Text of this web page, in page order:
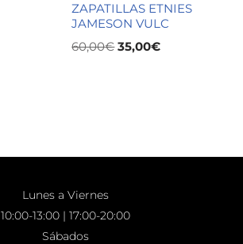
ZAPATILLAS ETNIES
JAMESON VULC
60,00€ 35,00€
Lunes a Viernes
10:00-13:00 | 17:00-20:00
Sábados